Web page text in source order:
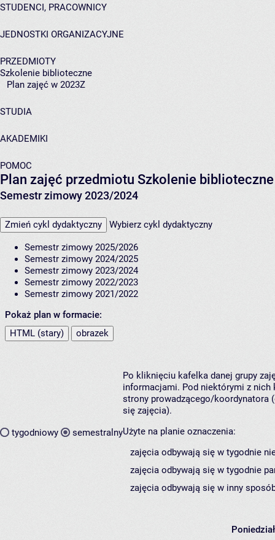
STUDENCI, PRACOWNICY
JEDNOSTKI ORGANIZACYJNE
PRZEDMIOTY
Szkolenie biblioteczne
Plan zajęć w 2023Z
STUDIA
AKADEMIKI
POMOC
Plan zajęć przedmiotu Szkolenie
Semestr zimowy 2023/2024
Zmień cykl dydaktyczny Wybierz cykl dydaktyczny
Semestr zimowy 2025/2026
Semestr zimowy 2024/2025
Semestr zimowy 2023/2024
Semestr zimowy 2022/2023
Semestr zimowy 2021/2022
Pokaż plan w formacie:
HTML (stary)
obrazek
tygodniowy semestralny
Po kliknięciu kafelka danej grupy
informacjami. Pod niektórymi z nich
strony prowadzącego/koordynatora
się zajęcia).
Użyte na planie oznaczenia:
zajęcia odbywają się w tygodnie
zajęcia odbywają się w tygodnie
zajęcia odbywają się w inny